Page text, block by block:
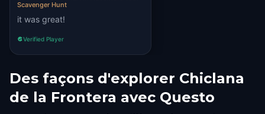
Scavenger Hunt
it was great!
Verified Player
Des façons d'explorer Chiclana
de la Frontera avec Questo